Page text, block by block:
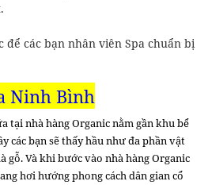
các bạn nhân viên Spa chuẩn bị
Ninh Bình
tại nhà hàng Organic nằm gần khu bể
các bạn sẽ thấy hầu như đa phần vật
gỗ. Và khi bước vào nhà hàng Organic
hơi hướng phong cách dân gian cổ